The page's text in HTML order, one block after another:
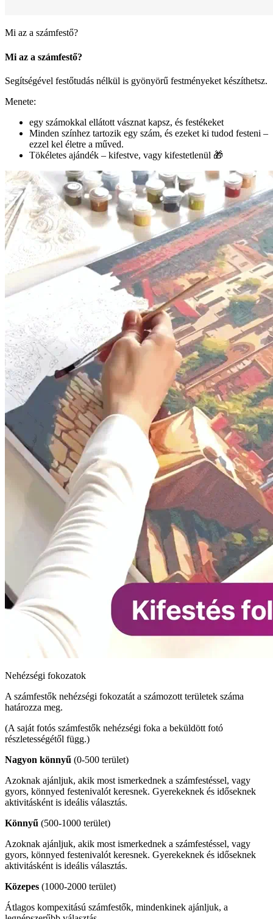
Mi az a számfestő?
Mi az a számfestő?
Segítségével festőtudás nélkül is gyönyörű festményeket készíthetsz.
Menete:
egy számokkal ellátott vásznat kapsz, és festékeket
Minden színhez tartozik egy szám, és ezeket ki tudod festeni –
ezzel kel életre a műved.
Tökéletes ajándék – kifestve, vagy kifestetlenül 🎁
Nehézségi fokozatok
A számfestők nehézségi fokozatát a számozott területek száma
határozza meg.
(A saját fotós számfestők nehézségi foka a beküldött fotó
részletességétől függ.)
Nagyon könnyű (0-500 terület)
Azoknak ajánljuk, akik most ismerkednek a számfestéssel, vagy
gyors, könnyed festenivalót keresnek. Gyerekeknek és időseknek
aktivitásként is ideális választás.
Könnyű (500-1000 terület)
Azoknak ajánljuk, akik most ismerkednek a számfestéssel, vagy
gyors, könnyed festenivalót keresnek. Gyerekeknek és időseknek
aktivitásként is ideális választás.
Közepes (1000-2000 terület)
Átlagos kompexitású számfestők, mindenkinek ajánljuk, a